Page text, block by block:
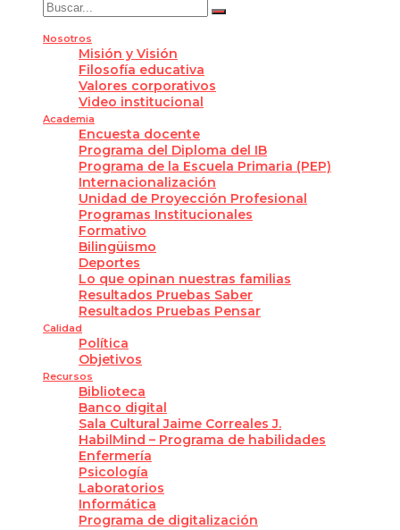
Nosotros
Misión y Visión
Filosofía educativa
Valores corporativos
Video institucional
Academia
Encuesta docente
Programa del Diploma del IB
Programa de la Escuela Primaria (PEP)
Internacionalización
Unidad de Proyección Profesional
Programas Institucionales
Formativo
Bilingüismo
Deportes
Lo que opinan nuestras familias
Resultados Pruebas Saber
Resultados Pruebas Pensar
Calidad
Política
Objetivos
Recursos
Biblioteca
Banco digital
Sala Cultural Jaime Correales J.
HabilMind – Programa de habilidades
Enfermería
Psicología
Laboratorios
Informática
Programa de digitalización